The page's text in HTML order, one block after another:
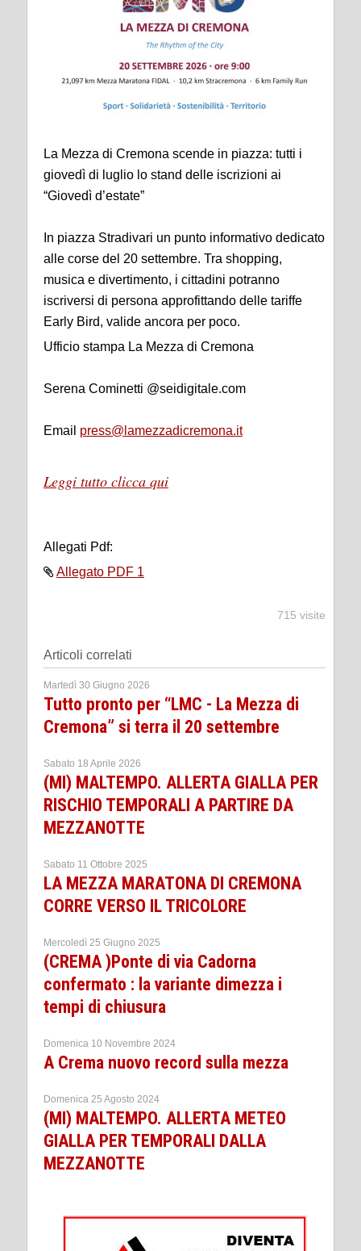
La Mezza di Cremona scende in piazza: tutti i
giovedì di luglio lo stand delle iscrizioni ai
“Giovedì d’estate”
In piazza Stradivari un punto informativo dedicato
alle corse del 20 settembre. Tra shopping,
musica e divertimento, i cittadini potranno
iscriversi di persona approfittando delle tariffe
Early Bird, valide ancora per poco.
Ufficio stampa La Mezza di Cremona
Serena Cominetti @seidigitale.com
Email press@lamezzadicremona.it
Leggi tutto clicca qui
Allegati Pdf:
Allegato PDF 1
715 visite
Articoli correlati
Martedì 30 Giugno 2026
Tutto pronto per “LMC - La Mezza di
Cremona” si terra il 20 settembre
Sabato 18 Aprile 2026
(MI) MALTEMPO. ALLERTA GIALLA PER
RISCHIO TEMPORALI A PARTIRE DA
MEZZANOTTE
Sabato 11 Ottobre 2025
LA MEZZA MARATONA DI CREMONA
CORRE VERSO IL TRICOLORE
Mercoledì 25 Giugno 2025
(CREMA )Ponte di via Cadorna
confermato : la variante dimezza i
tempi di chiusura
Domenica 10 Novembre 2024
A Crema nuovo record sulla mezza
Domenica 25 Agosto 2024
(MI) MALTEMPO. ALLERTA METEO
GIALLA PER TEMPORALI DALLA
MEZZANOTTE